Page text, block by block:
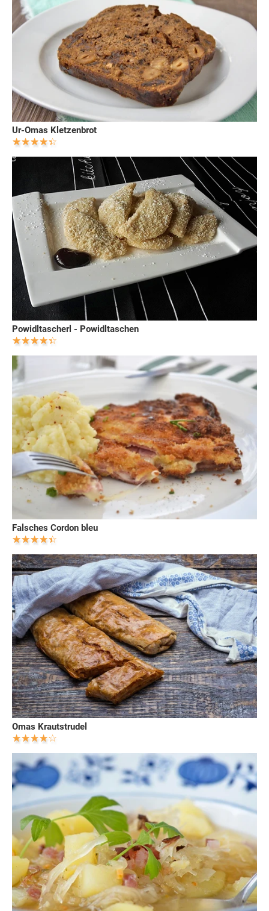
Ur-Omas Kletzenbrot
Powidltascherl - Powidltaschen
Falsches Cordon bleu
Omas Krautstrudel